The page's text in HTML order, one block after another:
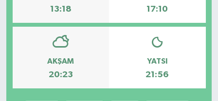
13:18 17:10
AKŞAM
20:23
YATSI
21:56